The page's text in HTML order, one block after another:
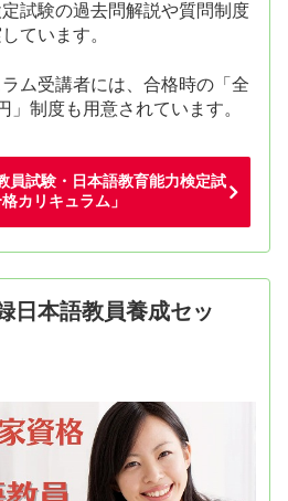
試験の過去問解説や質問制度
ています。
ム受講者には、合格時の「全
」制度も用意されています。
員試験・日本語教育能力検定試
カリキュラム」
日本語教員養成セッ